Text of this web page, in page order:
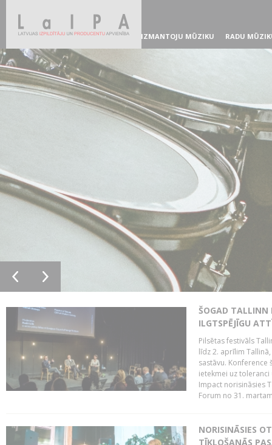
IZMANTOJU MŪZIKU RADU
ŠOGAD TALLINN
ILGTSPĒJĪGU
Pilsētas festivāls
līdz 2. aprīlim
sastāvu.
ietekmei uz
Impact norisināsies
Forum no 31.
NORISINĀSIES
TĪKLOŠANĀS